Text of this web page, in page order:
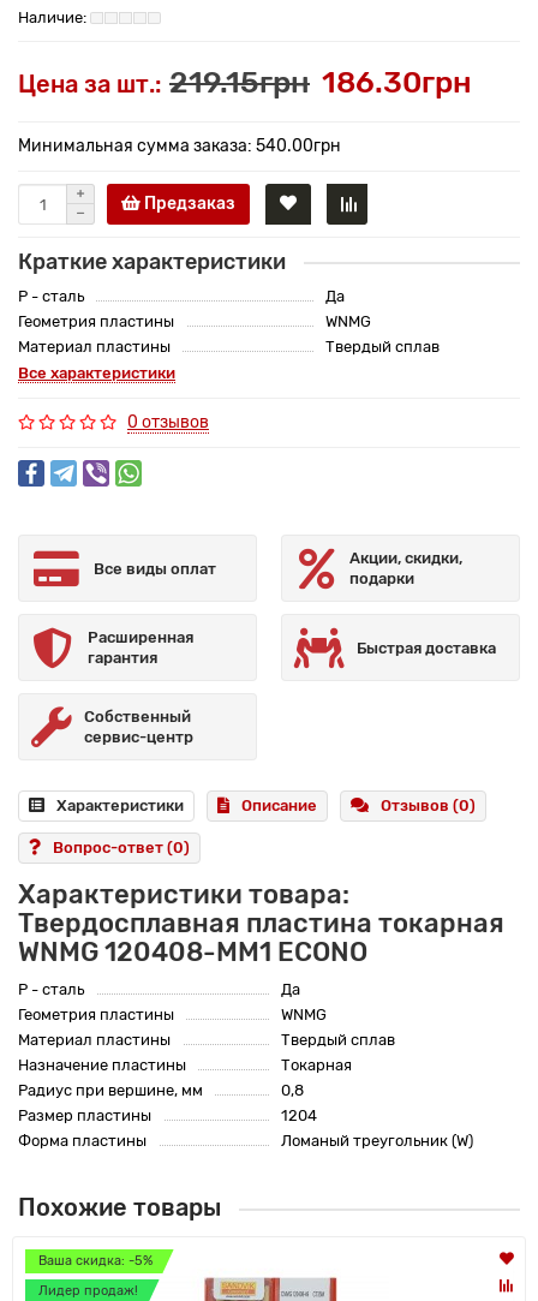
Цена за шт.: 219.15грн 186.30грн
Минимальная сумма заказа: 540.00грн
Предзаказ
Краткие характеристики
P - сталь
Да
Геометрия пластины
WNMG
Материал пластины
Твердый сплав
Все характеристики
0 отзывов
Все виды оплат
Акции, скидки,
подарки
Расширенная
гарантия
Быстрая доставка
Собственный
сервис-центр
Характеристики Описание Отзывов (0)
Вопрос-ответ (0)
Характеристики товара:
Твердосплавная пластина токарная
WNMG 120408-MM1 ECONO
P - сталь
Да
Геометрия пластины
WNMG
Материал пластины
Твердый сплав
Назначение пластины
Токарная
Радиус при вершине, мм
0,8
Размер пластины
1204
Форма пластины
Ломаный треугольник (W)
Похожие товары
Ваша скидка: -5%
Лидер продаж!